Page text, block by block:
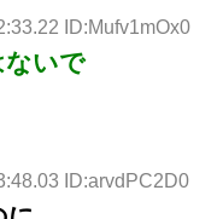
ID:Mufv1mOx0
ないで
ID:arvdPC2D0